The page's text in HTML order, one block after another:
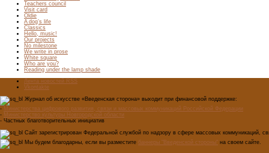
Teachers council
Visit card
Oldie
A dog’s life
Classics
Hello, music!
Our projects
No milestone
We write in prose
White square
Who are you?
Reading under the lamp shade
Лента новостей RSS
Vkontakte
Журнал об искусстве «Введенская сторона» выходит при финансовой поддержке:
- Министерства цифрового развития, связи и массовых коммуникаций Российской Федерации
- Министерство культуры Новгородской области
- Частных благотворительных инициатив
Сайт зарегистрирован Федеральной службой по надзору в сфере массовых коммуникаций,
Мы будем благодарны, если вы разместите баннеры "Введенской стороны" на своем сайте.